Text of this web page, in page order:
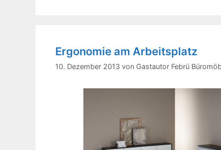
Ergonomie am Arbeitsplatz
10. Dezember 2013 von Gastautor Febrü